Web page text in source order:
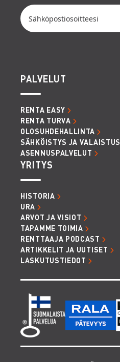
PALVELUT
RENTA EASY
RENTA TURVA
OLOSUHDEHALLINTA
SÄHKÖISTYS JA VALAISTUS
ASENNUSPALVELUT
YRITYS
HISTORIA
URA
ARVOT JA VISIOT
TAPAMME TOIMIA
RENTTAAJA PODCAST
ARTIKKELIT JA UUTISET
LASKUTUSTIEDOT